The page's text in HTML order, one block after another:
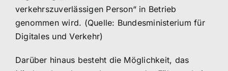
verkehrszuverlässigen Person“ in Betrieb
genommen wird. (Quelle: Bundesministerium für
Digitales und Verkehr)
Darüber hinaus besteht die Möglichkeit, das